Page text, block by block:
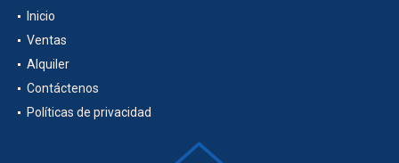
Inicio
Ventas
Alquiler
Contáctenos
Políticas de privacidad